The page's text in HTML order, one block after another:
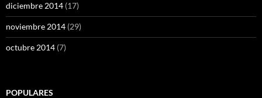
diciembre 2014 (17)
noviembre 2014 (29)
octubre 2014 (7)
POPULARES